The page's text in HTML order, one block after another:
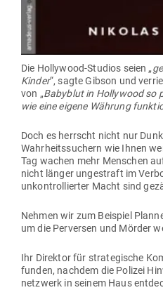
Die Hol­lywood-Studios seien „
Kinder“, sagte Gibson und
von „Babyblut in Hol­lywood so
wie eine eigene Währung
Doch es herrscht nicht nur
Wahr­heits­su­chern wie Ihnen
Tag wachen mehr Men­schen
nicht länger unge­straft im
unkon­trol­lierter Macht sind
Nehmen wir zum Bei­spiel
um die Per­versen und Mörder
Ihr Direktor für stra­te­gische
funden, nachdem die Polizei
netzwerk in seinem Haus